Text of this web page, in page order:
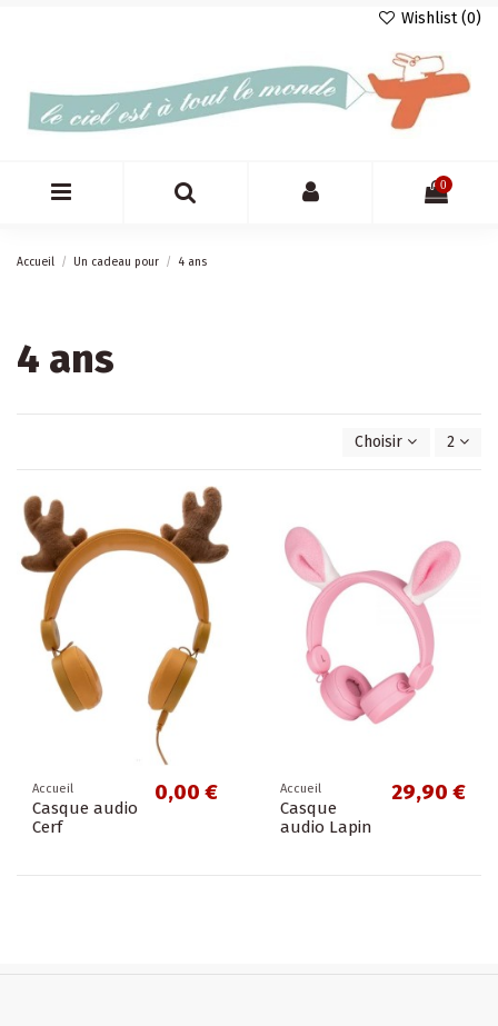
Wishlist (0)
0
Accueil Un cadeau pour 4 ans
4 ans
Choisir 2
Accueil
Casque audio
Cerf
0,00 € Accueil
Casque
audio Lapin
29,90 €